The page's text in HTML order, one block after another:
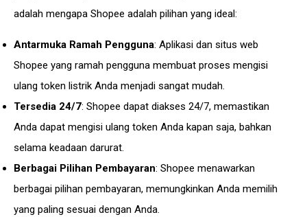
adalah mengapa Shopee adalah pilihan yang ideal:
Antarmuka Ramah Pengguna: Aplikasi dan situs web
Shopee yang ramah pengguna membuat proses mengisi
ulang token listrik Anda menjadi sangat mudah.
Tersedia 24/7: Shopee dapat diakses 24/7, memastikan
Anda dapat mengisi ulang token Anda kapan saja, bahkan
selama keadaan darurat.
Berbagai Pilihan Pembayaran: Shopee menawarkan
berbagai pilihan pembayaran, memungkinkan Anda memilih
yang paling sesuai dengan Anda.